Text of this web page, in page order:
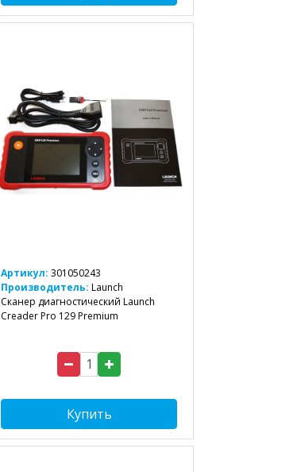
Артикул: 301050243
Производитель: Launch
Сканер диагностический Launch
Creader Pro 129 Premium
Купить